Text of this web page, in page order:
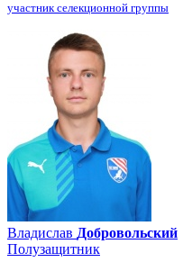
участник селекционной группы
Владислав Добровольский
Полузащитник